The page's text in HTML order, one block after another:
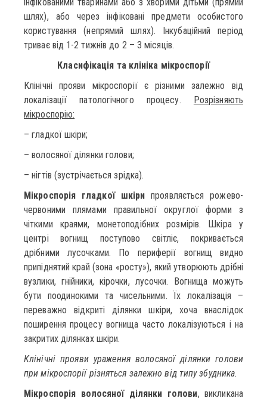
шлях), або через інфіковані предмети особистого
користування (непрямий шлях). Інкубаційний період
триває від 1-2 тижнів до 2 – 3 місяців.
Класифікація та клініка мікроспорії
Клінічні прояви мікроспорії є різними залежно від
локалізації патологічного процесу. Розрізняють
мікроспорію:
– гладкої шкіри;
– волосяної ділянки голови;
– нігтів (зустрічається зрідка).
Мікроспорія гладкої шкіри проявляється рожево-
червоними плямами правильної округлої форми з
чіткими краями, монетоподібних розмірів. Шкіра у
центрі вогнищ поступово світліє, покривається
дрібними лусочками. По периферії вогнищ видно
припіднятий край (зона «росту»), який утворюють дрібні
вузлики, гнійники, кірочки, лусочки. Вогнища можуть
бути поодинокими та чисельними. Їх локалізація –
переважно відкриті ділянки шкіри, хоча внаслідок
поширення процесу вогнища часто локалізуються і на
закритих ділянках шкіри.
Клінічні прояви ураження волосяної ділянки голови
при мікроспорії різняться залежно від типу збудника.
Мікроспорія волосяної ділянки голови, викликана